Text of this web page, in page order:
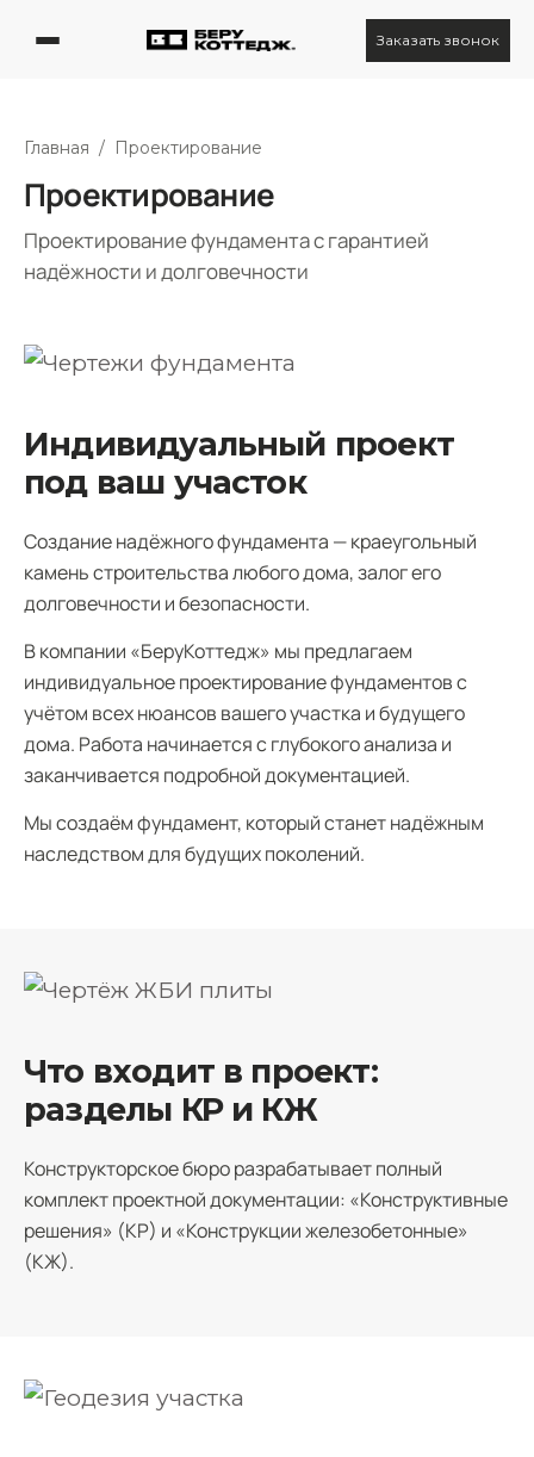
Заказать звонок
Главная / Проектирование
Проектирование
Проектирование фундамента с гарантией
надёжности и долговечности
Индивидуальный проект
под ваш участок
Создание надёжного фундамента — краеугольный
камень строительства любого дома, залог его
долговечности и безопасности.
В компании «БеруКоттедж» мы предлагаем
индивидуальное проектирование фундаментов с
учётом всех нюансов вашего участка и будущего
дома. Работа начинается с глубокого анализа и
заканчивается подробной документацией.
Мы создаём фундамент, который станет надёжным
наследством для будущих поколений.
Что входит в проект:
разделы КР и КЖ
Конструкторское бюро разрабатывает полный
комплект проектной документации: «Конструктивные
решения» (КР) и «Конструкции железобетонные»
(КЖ).